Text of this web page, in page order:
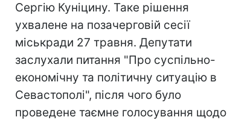
Сергію Куніцину. Таке рішення
ухвалене на позачерговій сесії
міськради 27 травня. Депутати
заслухали питання "Про суспільно-
економічну та політичну ситуацію в
Севастополі", після чого було
проведене таємне голосування щодо